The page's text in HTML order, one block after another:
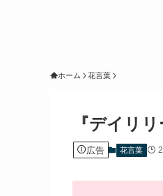
ホーム 花言葉
『デイリ
広告 花言葉